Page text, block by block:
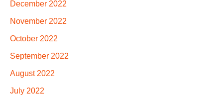
December 2022
November 2022
October 2022
September 2022
August 2022
July 2022